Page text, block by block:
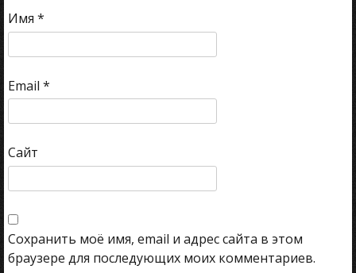
Имя *
Email *
Сайт
Сохранить моё имя, email и адрес сайта в этом
браузере для последующих моих комментариев.